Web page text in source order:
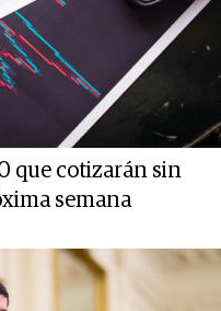
que cotizarán sin
semana